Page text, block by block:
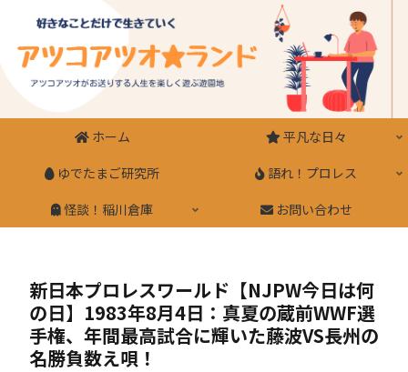
ホーム
平凡な日々
ゆでたまご研究所
語れ！プロレス
怪談！稲川倉庫
お問い合わせ
新日本プロレスワールド【NJPW今日は何
の日】1983年8月4日：真夏の蔵前WWF選
手権、年間最高試合に輝いた藤波VS長州の
名勝負数え唄！